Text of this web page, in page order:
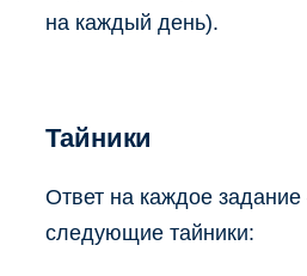
на каждый день).
Тайники
Ответ на каждое
следующие тайники: